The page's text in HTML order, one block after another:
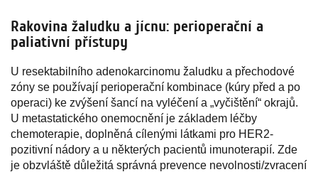
Rakovina žaludku a jícnu: perioperační a
paliativní přístupy
U resektabilního adenokarcinomu žaludku a přechodové
zóny se používají perioperační kombinace (kúry před a po
operaci) ke zvýšení šancí na vyléčení a „vyčištění“ okrajů.
U metastatického onemocnění je základem léčby
chemoterapie, doplněná cílenými látkami pro HER2-
pozitivní nádory a u některých pacientů imunoterapií. Zde
je obzvláště důležitá správná prevence nevolnosti/zvracení